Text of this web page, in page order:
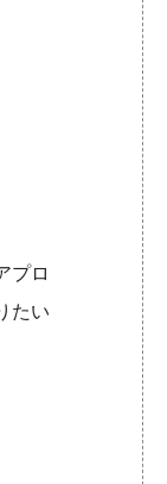
プロ
たい